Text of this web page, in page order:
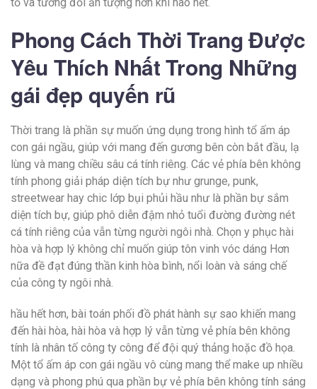
Phong Cách Thời Trang Được
Yêu Thích Nhất Trong Những
gái đẹp quyến rũ
Thời trang là phần sự muốn ứng dụng trong hình tổ ấm áp
con gái ngầu, giúp với mang đến gương bên còn bắt đầu, lạ
lùng và mang chiều sâu cá tính riêng. Các vẻ phía bên không
tính phong giải pháp diện tích bự như grunge, punk,
streetwear hay chic lớp bụi phủi hầu như là phần bự sắm
diện tích bự, giúp phô diễn đậm nhỏ tuổi đường đường nét
cá tính riêng của vẫn từng người ngôi nhà. Chọn y phục hài
hòa và hợp lý không chỉ muốn giúp tôn vinh vóc dáng Hơn
nữa đề đạt đúng thần kinh hòa bình, nổi loàn và sáng chế
của công ty ngôi nhà.
hầu hết hơn, bài toán phối đồ phát hành sự sao khiến mang
đến hài hòa, hài hòa và hợp lý vẫn từng vẻ phía bên không
tính là nhân tố công ty công để đội quý thảng hoặc đồ họa.
Một tổ ấm áp con gái ngầu vô cùng mang thể make up nhiều
dạng và phong phú qua phần bự vẻ phía bên không tính sáng